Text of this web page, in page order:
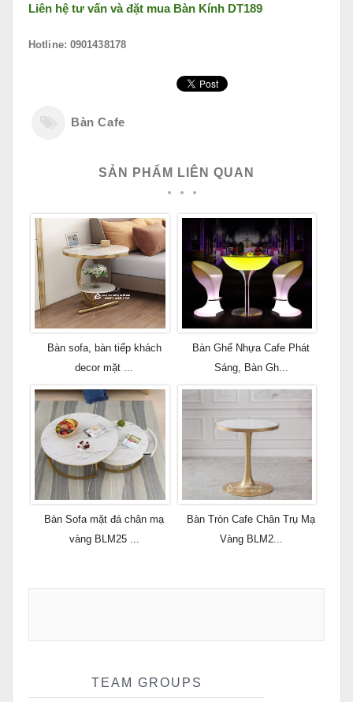
Liên hệ tư vấn và đặt mua Bàn Kính DT189
Hotline: 0901438178
Bàn Cafe
SẢN PHẨM LIÊN QUAN
Bàn sofa, bàn tiếp khách
decor mặt ...
Bàn Ghế Nhựa Cafe Phát
Sáng, Bàn Gh...
Bàn Sofa mặt đá chân mạ
vàng BLM25 ...
Bàn Tròn Cafe Chân Trụ Mạ
Vàng BLM2...
TEAM GROUPS